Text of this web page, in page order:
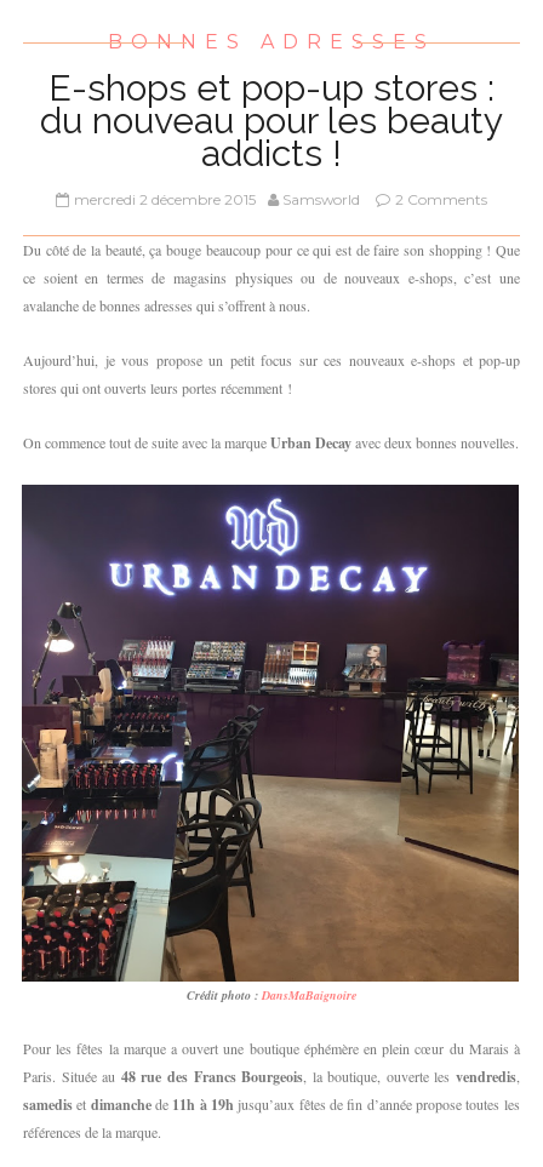
BONNES ADRESSES
E-shops et pop-up stores :
du nouveau pour les beauty
addicts !
mercredi 2 décembre 2015 Samsworld 2 Comments
Du côté de la beauté, ça bouge beaucoup pour ce qui est de faire son shopping ! Que
ce soient en termes de magasins physiques ou de nouveaux e-shops, c’est une
avalanche de bonnes adresses qui s’offrent à nous.
Aujourd’hui, je vous propose un petit focus sur ces nouveaux e-shops et pop-up
stores qui ont ouverts leurs portes récemment !
On commence tout de suite avec la marqueUrban Decayavec deux bonnes nouvelles.
Crédit photo : DansMaBaignoire
Pour les fêtes la marque a ouvert une boutique éphémère en plein cœur du Marais à
Paris. Située au 48 rue des Francs Bourgeois , la boutique, ouverte lesvendredis
samediset dimanchede 11h à 19h jusqu’aux fêtes de fin d’année propose toutes les
références de la marque.